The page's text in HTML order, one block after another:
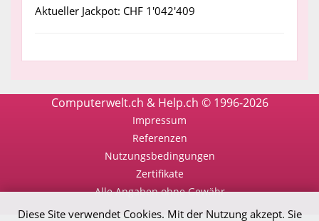
Aktueller Jackpot: CHF 1'042'409
Computerwelt.ch & Help.ch © 1996-2026
Impressum
Referenzen
Nutzungsbedingungen
Zertifikate
Alle Angaben ohne Gewähr
Diese Site verwendet Cookies. Mit der Nutzung akzept. Sie